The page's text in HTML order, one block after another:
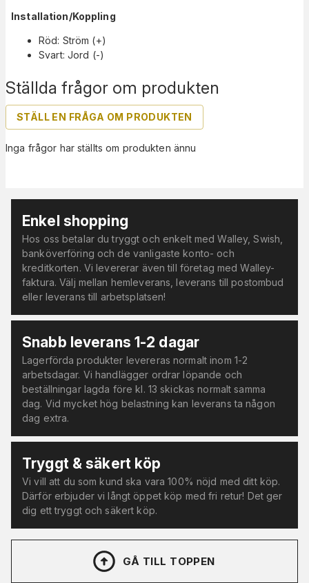
Ställda frågor om produkten
STÄLL EN FRÅGA OM PRODUKTEN
Inga frågor har ställts om produkten ännu
Installation/Koppling
Röd: Ström (+)
Svart: Jord (-)
Enkel shopping
Hos oss betalar du tryggt och enkelt med Walley, Swish,
banköverföring och de vanligaste konto- och
kreditkorten. Vi levererar även till företag med Walley-
faktura. Välj mellan hemleverans, leverans till postombud
eller leverans till arbetsplatsen!
Snabb leverans 1-2 dagar
Lagerförda produkter levereras normalt inom 1-2
arbetsdagar. Vi handlägger ordrar löpande och
beställningar lagda före kl. 13 skickas normalt samma
dag. Vid mycket hög belastning kan leverans ta någon
dag extra.
Tryggt & säkert köp
Vi vill att du som kund ska vara 100% nöjd med ditt köp.
Därför erbjuder vi långt öppet köp med fri retur! Det ger
dig ett tryggt och säkert köp.
GÅ TILL TOPPEN